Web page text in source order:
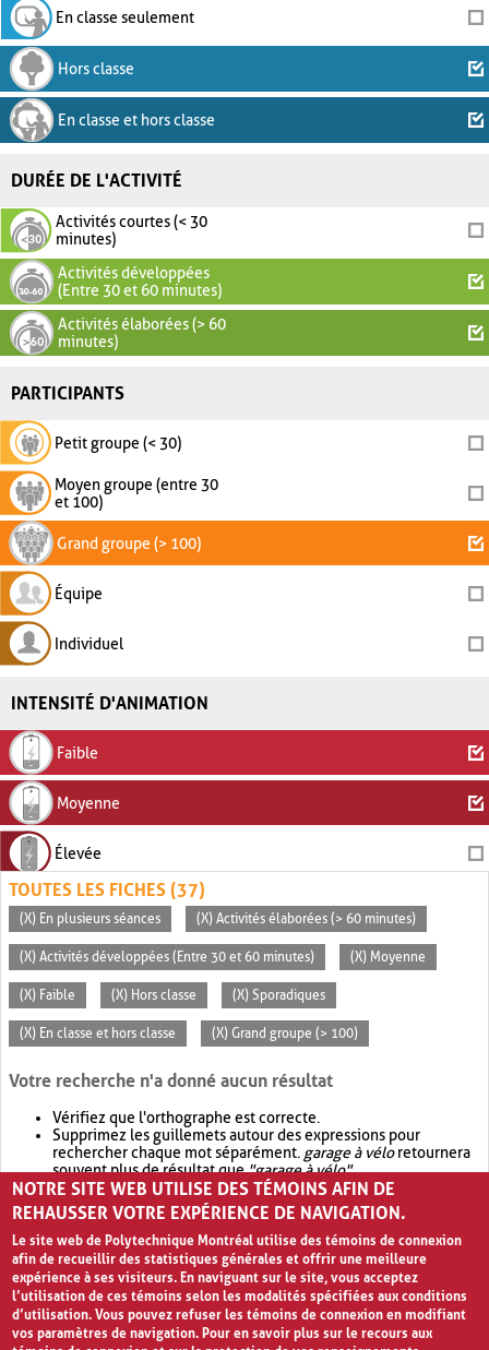
En classe seulement
Hors classe
En classe et hors classe
DURÉE DE L'ACTIVITÉ
Activités courtes (< 30
minutes)
Activités développées
(Entre 30 et 60 minutes)
Activités élaborées (> 60
minutes)
PARTICIPANTS
Petit groupe (< 30)
Moyen groupe (entre 30
et 100)
Grand groupe (> 100)
Équipe
Individuel
INTENSITÉ D'ANIMATION
Faible
Moyenne
Élevée
TOUTES LES FICHES (37)
(X) En plusieurs séances (X) Activités élaborées (> 60 minutes)
(X) Activités développées (Entre 30 et 60 minutes) (X) Moyenne
(X) Faible (X) Hors classe (X) Sporadiques
(X) En classe et hors classe (X) Grand groupe (> 100)
Votre recherche n'a donné aucun résultat
Vérifiez que l'orthographe est correcte.
Supprimez les guillemets autour des expressions pour
rechercher chaque mot séparément. garage à véloretournera
souvent plus de résultat que"garage à vélo".
Envisagez d'élargir votre recherche avec OR.garage OR vélo
retournera souvent plus de résultat quegarage à vélo
NOTRE SITE WEB UTILISE DES TÉMOINS AFIN DE
REHAUSSER VOTRE EXPÉRIENCE DE NAVIGATION.
Le site web de Polytechnique Montréal utilise des témoins de connexion
afin de recueillir des statistiques générales et offrir une meilleure
expérience à ses visiteurs. En naviguant sur le site, vous acceptez
l’utilisation de ces témoins selon les modalités spécifiées aux conditions
d’utilisation. Vous pouvez refuser les témoins de connexion en modifiant
vos paramètres de navigation. Pour en savoir plus sur le recours aux